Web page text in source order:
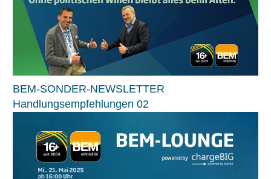
BEM-SONDER-NEWSLETTER
Handlungsempfehlungen 02